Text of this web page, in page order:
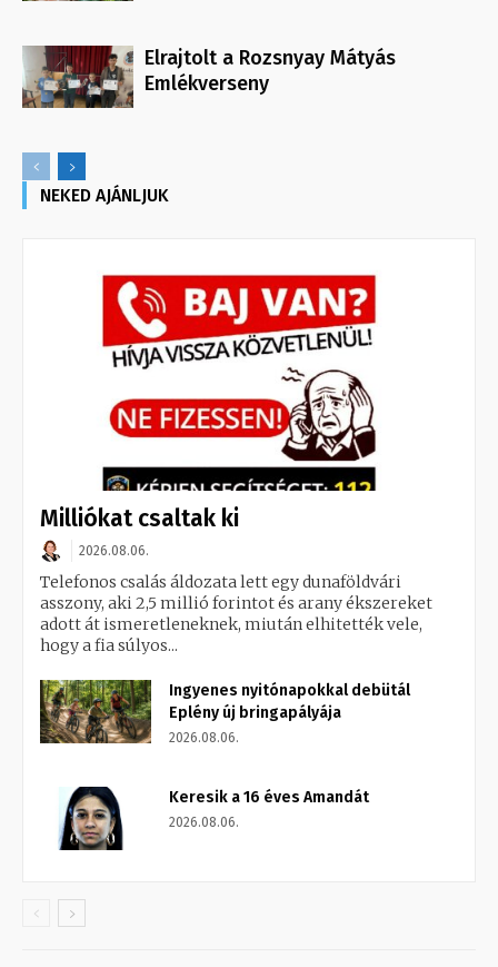
Elrajtolt a Rozsnyay Mátyás
Emlékverseny
NEKED AJÁNLJUK
Milliókat csaltak ki
2026.08.06.
Telefonos csalás áldozata lett egy dunaföldvári
asszony, aki 2,5 millió forintot és arany ékszereket
adott át ismeretleneknek, miután elhitették vele,
hogy a fia súlyos...
Ingyenes nyitónapokkal debütál
Eplény új bringapályája
2026.08.06.
Keresik a 16 éves Amandát
2026.08.06.